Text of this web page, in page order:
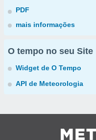
PDF
mais informações
O tempo no seu Site
Widget de O Tempo
API de Meteorologia